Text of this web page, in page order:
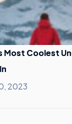
Most Coolest
2023